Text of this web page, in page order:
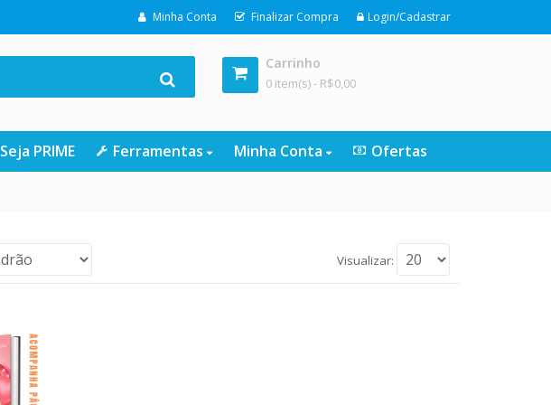
Minha Conta Finalizar Compra Login/Cadastrar
Carrinho
0 item(s) - R$0,00
Seja PRIME Ferramentas Minha Conta Ofertas
Visualizar: